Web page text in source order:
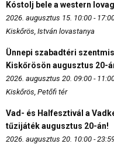
Kóstolj bele a western
2026. augusztus 15. 10:00 -
Kiskőrös, István lovastanya
Ünnepi szabadtéri
Kiskőrösön augusztus 20-
2026. augusztus 20. 09:00 -
Kiskőrös, Petőfi tér
Vad- és Halfesztivál a
tűzijáték augusztus 20-án!
2026. augusztus 20. 10:00 -